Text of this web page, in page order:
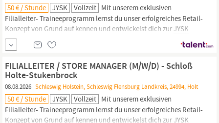
50 € / Stunde JYSK Vollzeit Mit unserem exklusiven
Filialleiter- Traineeprogramm lernst du unser erfolgreiches Retail-
Konzept von Grund auf kennen und entwickelst dich zur JYSK
Führungskraft mit Verantwortung für einen eigenen Store. Werde
Teil eines internationalen Unternehmens, das Entwicklung und
unternehmerisches Denken aktiv fördert.
FILIALLEITER / STORE MANAGER (M/W/D) - Schloß
Holte-Stukenbrock
08.08.2026 Schleswig Holstein, Schleswig Flensburg Landkreis, 24994, Holt
50 € / Stunde JYSK Vollzeit Mit unserem exklusiven
Filialleiter- Traineeprogramm lernst du unser erfolgreiches Retail-
Konzept von Grund auf kennen und entwickelst dich zur JYSK